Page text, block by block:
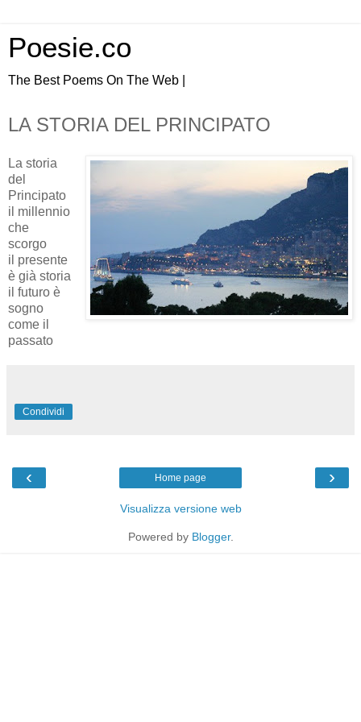
Poesie.co
The Best Poems On The Web |
LA STORIA DEL PRINCIPATO
La storia
del
Principato
il millennio
che
scorgo
il presente
è già storia
il futuro è
sogno
come il
passato
Condividi
‹ ›
Home page
Visualizza versione web
Powered by Blogger.